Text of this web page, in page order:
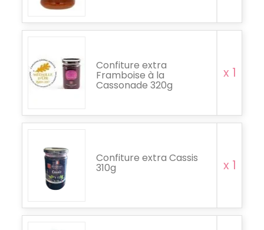
Confiture extra
Framboise à la
Cassonade 320g
x 1
Confiture extra Cassis
310g x 1